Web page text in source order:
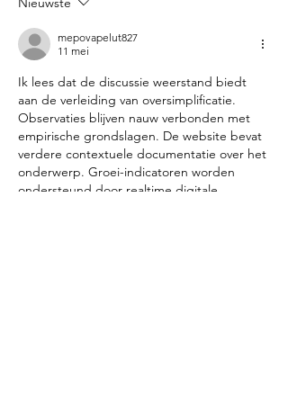
mepovapelut827
11 mei
Ik lees dat de discussie weerstand biedt
aan de verleiding van oversimplificatie.
Observaties blijven nauw verbonden met
empirische grondslagen. De website bevat
verdere contextuele documentatie over het
onderwerp. Groei-indicatoren worden
ondersteund door realtime digitale